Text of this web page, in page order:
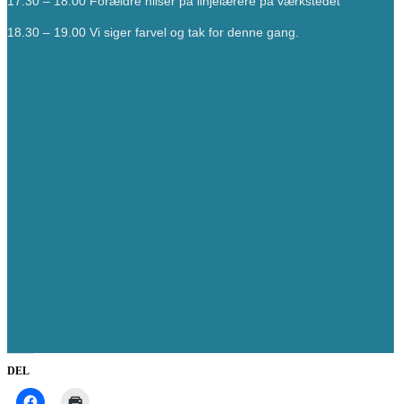
18.30 – 19.00 Vi siger farvel og tak for denne gang.
DEL